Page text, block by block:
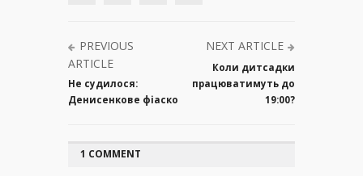
PREVIOUS
ARTICLE
Не судилося:
Денисенкове фіаско
NEXT ARTICLE
Коли дитсадки
працюватимуть до
19:00?
1 COMMENT